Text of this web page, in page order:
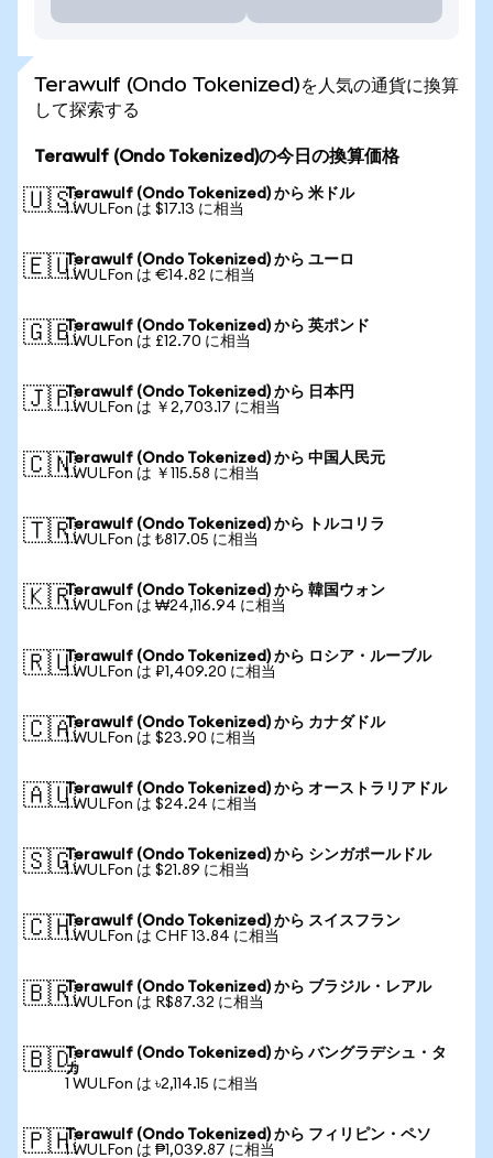
Terawulf (Ondo Tokenized)を人気の通貨に換算
して探索する
Terawulf (Ondo Tokenized)の今日の換算価格
🇺🇸Terawulf (Ondo Tokenized) から 米ドル
1 WULFon は $17.13 に相当
🇪🇺Terawulf (Ondo Tokenized) から ユーロ
1 WULFon は €14.82 に相当
🇬🇧Terawulf (Ondo Tokenized) から 英ポンド
1 WULFon は £12.70 に相当
🇯🇵Terawulf (Ondo Tokenized) から 日本円
1 WULFon は ￥2,703.17 に相当
🇨🇳Terawulf (Ondo Tokenized) から 中国人民元
1 WULFon は ￥115.58 に相当
🇹🇷Terawulf (Ondo Tokenized) から トルコリラ
1 WULFon は ₺817.05 に相当
🇰🇷Terawulf (Ondo Tokenized) から 韓国ウォン
1 WULFon は ₩24,116.94 に相当
🇷🇺Terawulf (Ondo Tokenized) から ロシア・ルーブル
1 WULFon は ₽1,409.20 に相当
🇨🇦Terawulf (Ondo Tokenized) から カナダドル
1 WULFon は $23.90 に相当
🇦🇺Terawulf (Ondo Tokenized) から オーストラリアドル
1 WULFon は $24.24 に相当
🇸🇬Terawulf (Ondo Tokenized) から シンガポールドル
1 WULFon は $21.89 に相当
🇨🇭Terawulf (Ondo Tokenized) から スイスフラン
1 WULFon は CHF 13.84 に相当
🇧🇷Terawulf (Ondo Tokenized) から ブラジル・レアル
1 WULFon は R$87.32 に相当
🇧🇩Terawulf (Ondo Tokenized) から バングラデシュ・タ
カ
1 WULFon は ৳2,114.15 に相当
🇵🇭Terawulf (Ondo Tokenized) から フィリピン・ペソ
1 WULFon は ₱1,039.87 に相当